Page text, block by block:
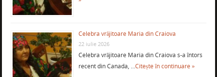
Celebra vrăjitoare Maria din Craiova
22 iulie 2026
Celebra vrăjitoare Maria din Craiova s-a întors
recent din Canada, …Citește în continuare »